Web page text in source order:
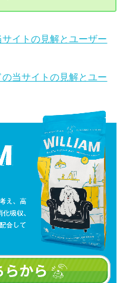
イトの見解とユーザー
当サイトの見解とユー